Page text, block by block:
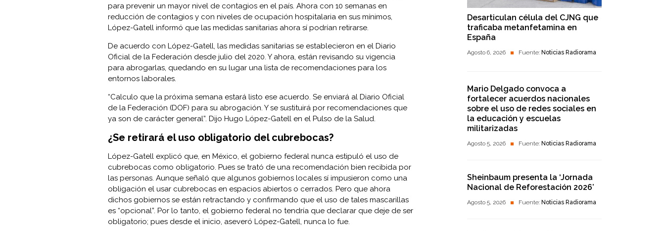
para prevenir un mayor nivel de contagios en el país. Ahora con 10 semanas en
reducción de contagios y con niveles de ocupación hospitalaria en sus mínimos,
López-Gatell informó que las medidas sanitarias ahora sí podrían retirarse.
De acuerdo con López-Gatell, las medidas sanitarias se establecieron en el Diario
Oficial de la Federación desde julio del 2020. Y ahora, están revisando su vigencia
para abrogarlas, quedando en su lugar una lista de recomendaciones para los
entornos laborales.
“Calculo que la próxima semana estará listo ese acuerdo. Se enviará al Diario Oficial
de la Federación (DOF) para su abrogación. Y se sustituirá por recomendaciones que
ya son de carácter general”. Dijo Hugo López-Gatell en el Pulso de la Salud.
¿Se retirará el uso obligatorio del cubrebocas?
López-Gatell explicó que, en México, el gobierno federal nunca estipuló el uso de
cubrebocas como obligatorio. Pues se trató de una recomendación bien recibida por
las personas. Aunque señaló que algunos gobiernos locales sí impusieron como una
obligación el usar cubrebocas en espacios abiertos o cerrados. Pero que ahora
dichos gobiernos se están retractando y confirmando que el uso de tales mascarillas
es “opcional”. Por lo tanto, el gobierno federal no tendría que declarar que deje de ser
obligatorio; pues desde el inicio, aseveró López-Gatell, nunca lo fue.
Desarticulan célula del CJNG que
traficaba metanfetamina en
España
Agosto 6, 2026 Fuente: Noticias Radiorama
Mario Delgado convoca a
fortalecer acuerdos nacionales
sobre el uso de redes sociales en
la educación y escuelas
militarizadas
Agosto 5, 2026 Fuente: Noticias Radiorama
Sheinbaum presenta la ‘Jornada
Nacional de Reforestación 2026’
Agosto 5, 2026 Fuente: Noticias Radiorama